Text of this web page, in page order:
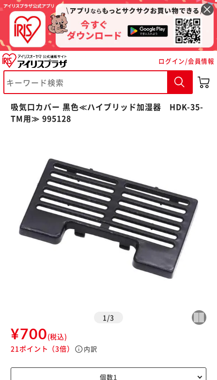
ログイン/会員情報
吸気口カバー 黒色≪ハイブリッド加湿器 HDK-35-
TM用≫ 995128
1 /3
¥700(税込)
21ポイント （3倍） info内訳
※ご確認ください
カートに入れる 購入手続きへ